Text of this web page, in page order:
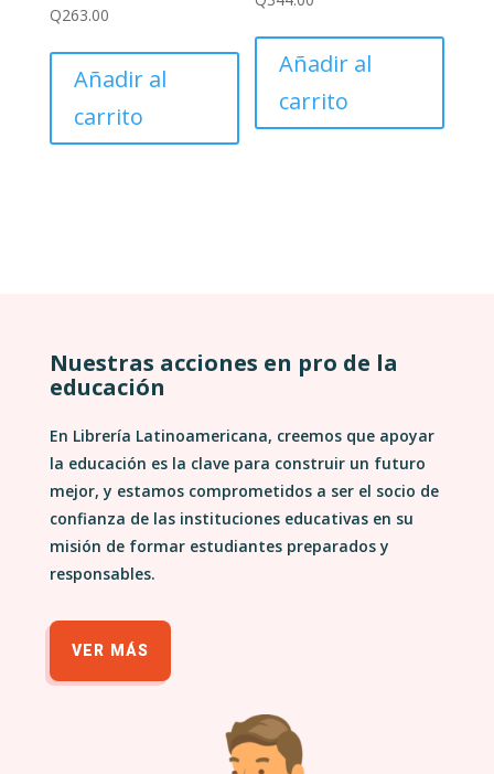
Q263.00
Añadir al
carrito
Añadir al
carrito
Nuestras acciones en pro de la
educación
En Librería Latinoamericana, creemos que apoyar
la educación es la clave para construir un futuro
mejor, y estamos comprometidos a ser el socio de
confianza de las instituciones educativas en su
misión de formar estudiantes preparados y
responsables.
VER MÁS